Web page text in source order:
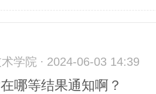
学院 · 2024-06-03 14:39
哪等结果通知啊？